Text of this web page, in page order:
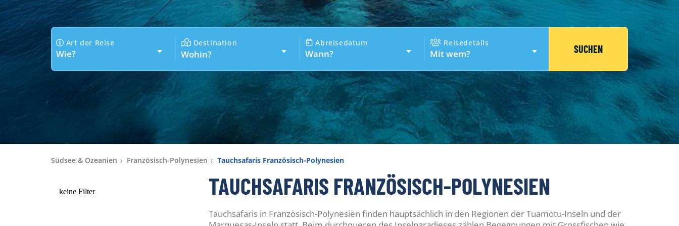
Art der Reise
Wie?
Destination
Wohin?
Abreisedatum
Wann?
Reisedetails
Mit wem? SUCHEN
Südsee & Ozeanien Französisch-Polynesien Tauchsafaris Französisch-Polynesien
keine Filter TAUCHSAFARIS FRANZÖSISCH-POLYNESIEN
Tauchsafaris in Französisch-Polynesien finden hauptsächlich in den Regionen der Tuamotu-Inseln und der